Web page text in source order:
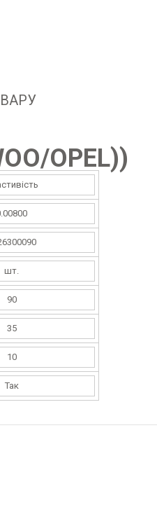
OPEL))
шт.
90
35
10
Так